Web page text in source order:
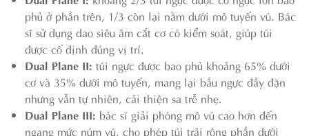
phủ ở phần trên, 1/3 còn lại nằm dưới mô tuyến vú. Bác
sĩ sử dụng dao siêu âm cắt cơ có kiểm soát, giúp túi
được cố định đúng vị trí.
Dual Plane II: túi ngực được bao phủ khoảng 65% dưới
cơ và 35% dưới mô tuyến, mang lại bầu ngực đầy đặn
nhưng vẫn tự nhiên, cải thiện sa trễ nhẹ.
Dual Plane III: bác sĩ giải phóng mô vú cao hơn đến
ngang mức núm vú, cho phép túi trải rộng phần dưới